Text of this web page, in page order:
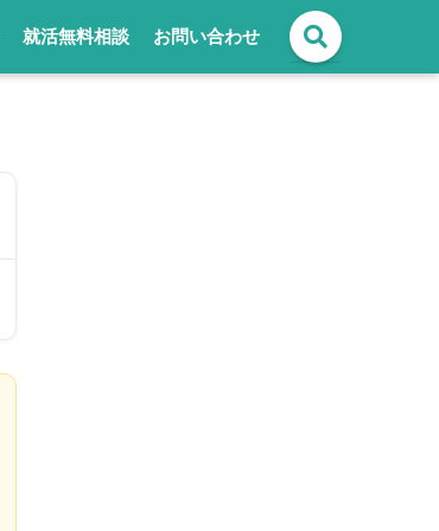
就活無料相談 お問い合わせ